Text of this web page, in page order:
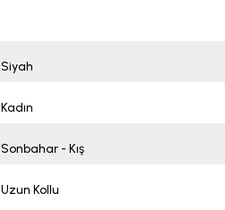
Siyah
Kadın
Sonbahar - Kış
Uzun Kollu